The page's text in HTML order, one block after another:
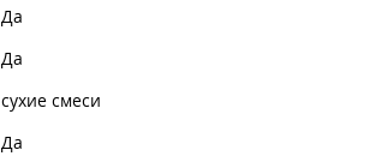
Да
Да
сухие смеси
Да